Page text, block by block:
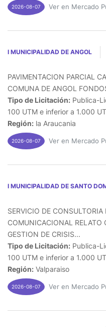
2026-08-07 Ver en Mercado
I MUNICIPALIDAD DE ANGOL
PAVIMENTACION PARCIAL
COMUNA DE ANGOL
Tipo de Licitación: Publica-
100 UTM e inferior a 1.000
Región: la Araucania
2026-08-07 Ver en Mercado
I MUNICIPALIDAD DE SANTO
SERVICIO DE CONSULTORIA
COMUNICACIONAL RELATO
GESTION DE CRISIS...
Tipo de Licitación: Publica-
100 UTM e inferior a 1.000
Región: Valparaiso
2026-08-07 Ver en Mercado